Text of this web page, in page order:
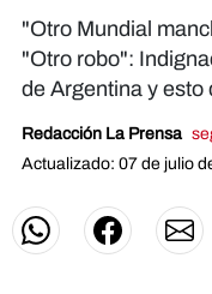
"Otro Mundial
"Otro robo":
de Argentina y esto
Redacción La Prensa
Actualizado: 07 de julio